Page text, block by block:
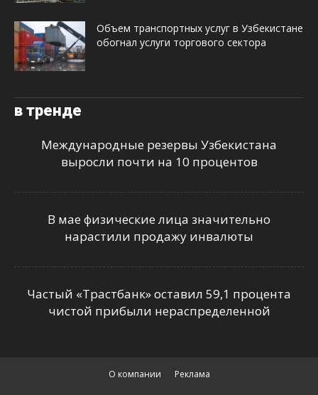
Объем транспортных услуг в Узбекистане
обогнал услуги торгового сектора
в тренде
Международные резервы Узбекистана
выросли почти на 10 процентов
В мае физические лица значительно
нарастили продажу инвалюты
Частый «Трастбанк» оставил 59,1 процента
чистой прибыли нераспределенной
О компании Реклама